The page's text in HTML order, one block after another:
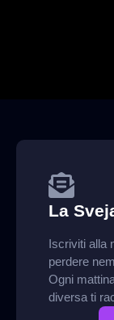
La
Iscriviti alla
perdere
Ogni
diversa ti